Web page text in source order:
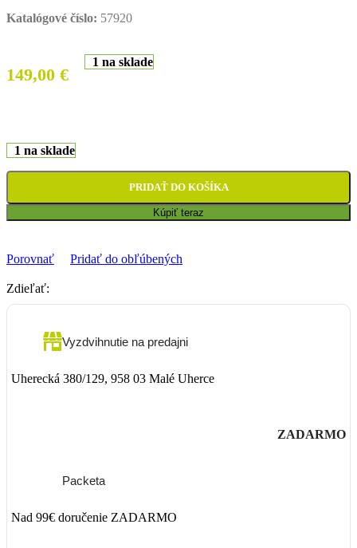
Katalógové číslo: 57920
149,00 €
1 na sklade
1 na sklade
PRIDAŤ DO KOŠÍKA
Kúpiť teraz
Porovnať Pridať do obľúbených
Zdieľať:
Vyzdvihnutie na predajni
Uherecká 380/129, 958 03 Malé Uherce
ZADARMO
Packeta
Nad 99€ doručenie ZADARMO